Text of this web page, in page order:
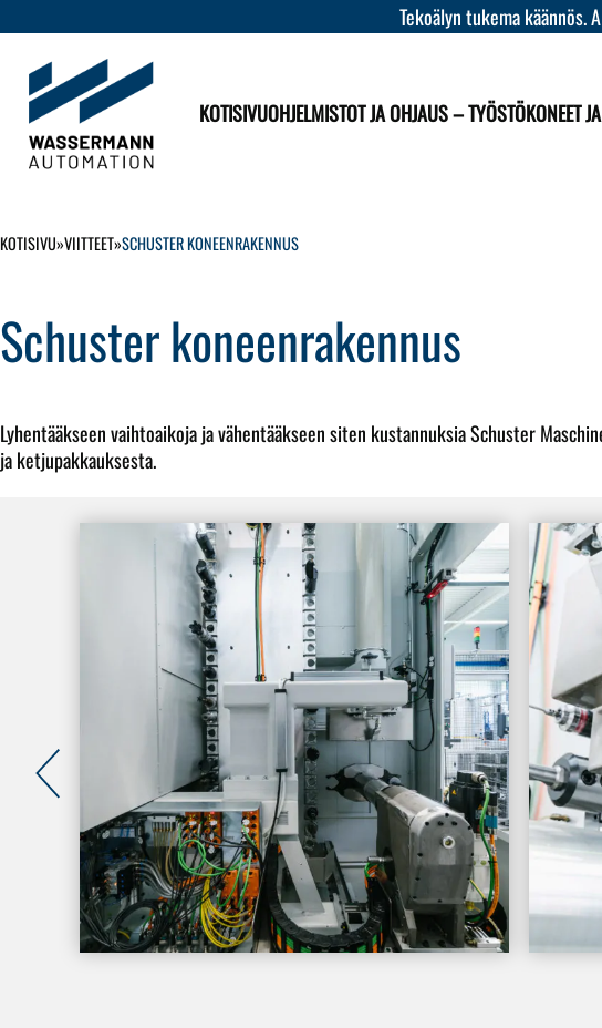
Tekoälyn tukema
KOTISIVUOHJELMISTOT JA OHJAUS – TYÖSTÖKONEET
KOTISIVU»VIITTEET»SCHUSTER KONEENRAKENNUS
Schuster koneenrakennus
Lyhentääkseen vaihtoaikoja ja vähentääkseen siten kustannuksia Schuster
ja ketjupakkauksesta.